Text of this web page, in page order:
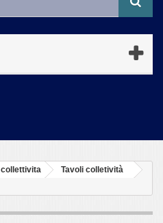
collettivita
Tavoli colletività